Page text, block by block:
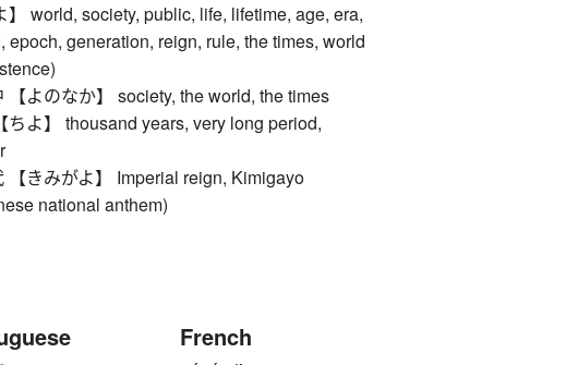
】 world, society, public, life, lifetime, age, era,
epoch, generation, reign, rule, the times, world
【よのなか】 society, the world, the times
ちよ】 thousand years, very long period,
【きみがよ】 Imperial reign, Kimigayo
national anthem)
French